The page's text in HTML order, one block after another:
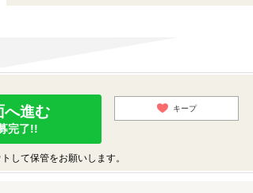
へ進む
完了!!
キープ
して保管をお願いします。